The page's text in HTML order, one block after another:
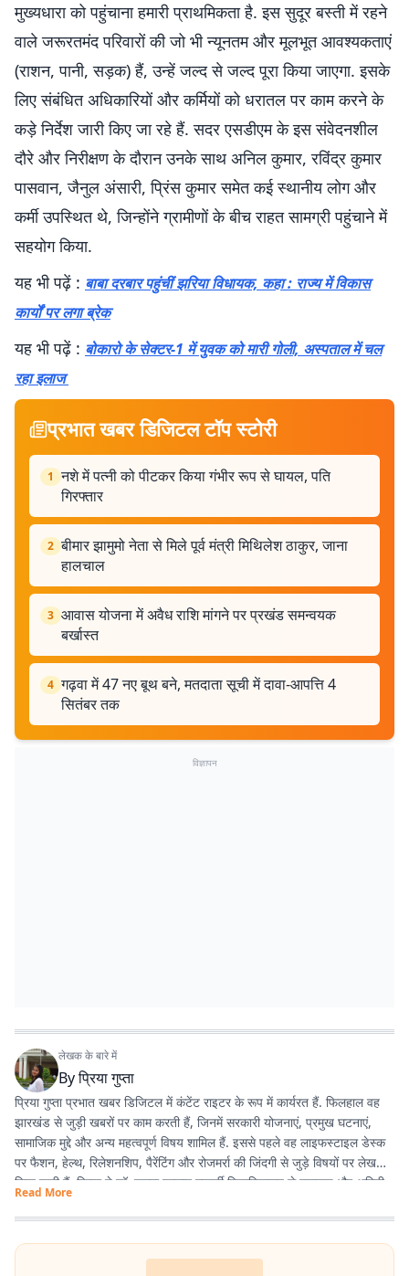
मुख्यधारा को पहुंचाना हमारी प्राथमिकता है. इस सुदूर बस्ती में रहने
वाले जरूरतमंद परिवारों की जो भी न्यूनतम और मूलभूत आवश्यकताएं
(राशन, पानी, सड़क) हैं, उन्हें जल्द से जल्द पूरा किया जाएगा. इसके
लिए संबंधित अधिकारियों और कर्मियों को धरातल पर काम करने के
कड़े निर्देश जारी किए जा रहे हैं. सदर एसडीएम के इस संवेदनशील
दौरे और निरीक्षण के दौरान उनके साथ अनिल कुमार, रविंद्र कुमार
पासवान, जैनुल अंसारी, प्रिंस कुमार समेत कई स्थानीय लोग और
कर्मी उपस्थित थे, जिन्होंने ग्रामीणों के बीच राहत सामग्री पहुंचाने में
सहयोग किया.
यह भी पढ़ें : बाबा दरबार पहुंचीं झरिया विधायक, कहा : राज्य में विकास
कार्यों पर लगा ब्रेक
यह भी पढ़ें : बोकारो के सेक्टर-1 में युवक को मारी गोली, अस्पताल में चल
रहा इलाज
प्रभात खबर डिजिटल टॉप स्टोरी
1 नशे में पत्नी को पीटकर किया गंभीर रूप से घायल, पति
गिरफ्तार
2 बीमार झामुमो नेता से मिले पूर्व मंत्री मिथिलेश ठाकुर, जाना
हालचाल
3 आवास योजना में अवैध राशि मांगने पर प्रखंड समन्वयक
बर्खास्त
4 गढ़वा में 47 नए बूथ बने, मतदाता सूची में दावा-आपत्ति 4
सितंबर तक
विज्ञापन
लेखक के बारे में
Byप्रिया गुप्ता
प्रिया गुप्ता प्रभात खबर डिजिटल में कंटेंट राइटर के रूप में कार्यरत हैं. फिलहाल वह
झारखंड से जुड़ी खबरों पर काम करती हैं, जिनमें सरकारी योजनाएं, प्रमुख घटनाएं,
सामाजिक मुद्दे और अन्य महत्वपूर्ण विषय शामिल हैं. इससे पहले वह लाइफस्टाइल डेस्क
पर फैशन, हेल्थ, रिलेशनशिप, पैरेंटिंग और रोजमर्रा की जिंदगी से जुड़े विषयों पर लेख
लिख चुकी हैं. प्रिया ने डॉ. श्यामा प्रसाद मुखर्जी विश्वविद्यालय से स्नातक और अमिटी
यूनिवर्सिटी से मास्टर डिग्री हासिल की है.
Read More